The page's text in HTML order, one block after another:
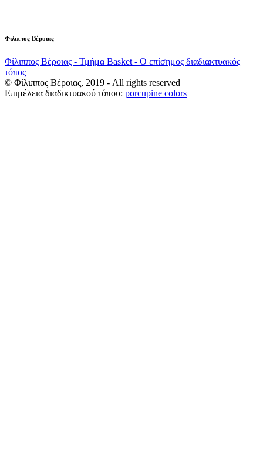
Φιλιππος Βέροιας
Φίλιππος Βέροιας - Τμήμα Basket - Ο επίσημος διαδιακτυακός
τόπος
© Φίλιππος Βέροιας, 2019 - All rights reserved
Επιμέλεια διαδικτυακού τόπου: porcupine colors